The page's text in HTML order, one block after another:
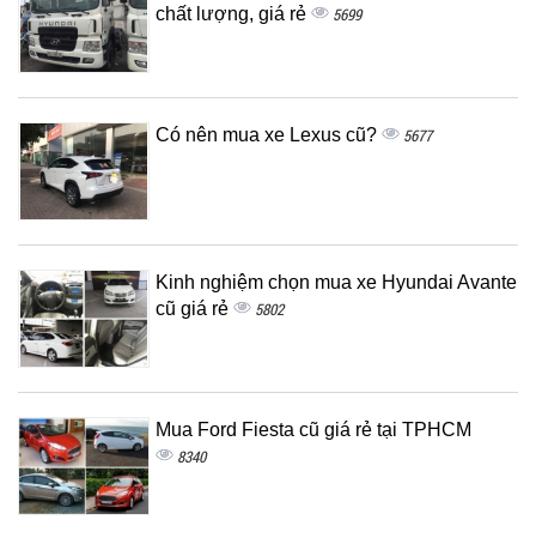
chất lượng, giá rẻ 5699
Có nên mua xe Lexus cũ? 5677
Kinh nghiệm chọn mua xe Hyundai Avante
cũ giá rẻ
5802
Mua Ford Fiesta cũ giá rẻ tại TPHCM
8340